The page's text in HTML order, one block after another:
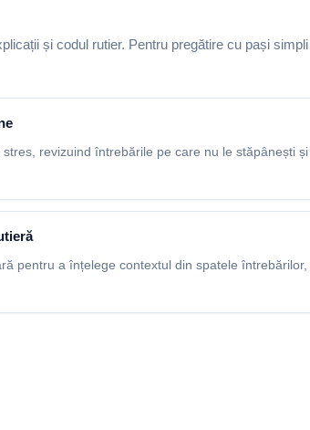
și codul rutier. Pentru pregătire cu pași
revizuind întrebările pe care nu le stăpânești
pentru a înțelege contextul din spatele